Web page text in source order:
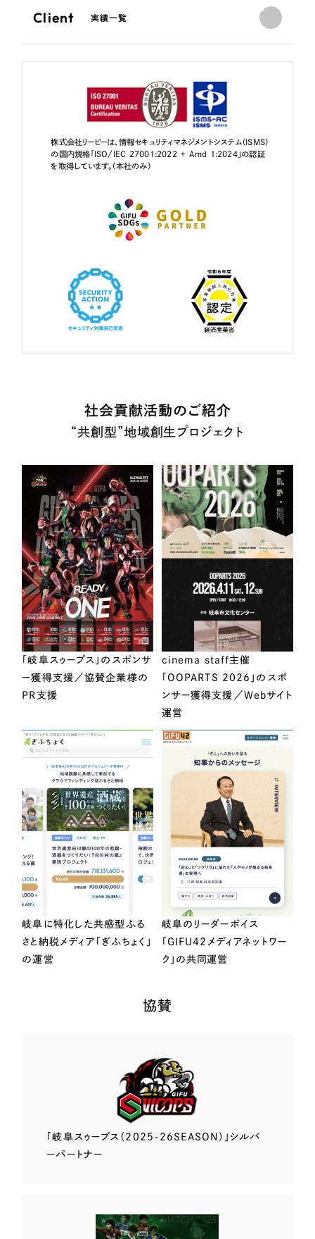
Client 実績一覧
株式会社リーピーは、情報セキュリティマネジメントシステム（ISMS）
の国内規格「ISO/IEC 27001:2022 + Amd 1:2024」の認証
を取得しています。（本社のみ）
社会貢献活動のご紹介
“共創型”地域創生プロジェクト
「岐阜スゥープス」のスポンサ
ー獲得支援／協賛企業様の
PR支援
cinema staff主催
「OOPARTS 2026」のスポ
ンサー獲得支援／Webサイト
運営
岐阜に特化した共感型ふる
さと納税メディア「ぎふちょく」
の運営
岐阜のリーダーボイス
「GIFU42メディアネットワー
ク」の共同運営
協賛
「岐阜スゥープス （2025-26SEASON）」 シルバ
ーパートナー